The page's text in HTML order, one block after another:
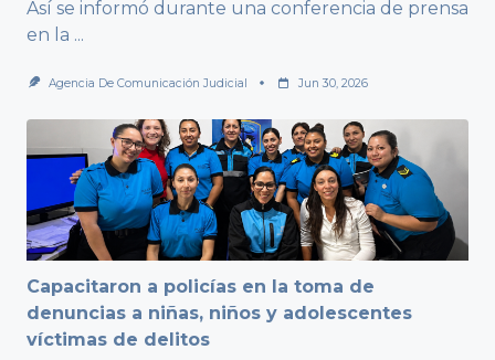
Así se informó durante una conferencia de prensa
en la ...
Agencia De Comunicación Judicial Jun 30, 2026
Capacitaron a policías en la toma de
denuncias a niñas, niños y adolescentes
víctimas de delitos